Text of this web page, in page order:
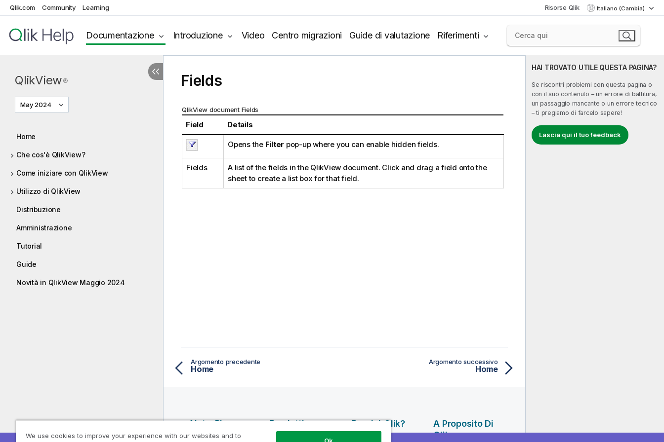
Qlik.com Community Learning Risorse Qlik Italiano (Cambia)
Documentazione Introduzione Video Centro migrazioni Guide di valutazione Riferimenti
QlikView ®
May 2024
Home
Che cos'è QlikView?
Come iniziare con QlikView
Utilizzo di QlikView
Distribuzione
Amministrazione
Tutorial
Guide
Novità in QlikView Maggio 2024
HAI TROVATO UTILE QUESTA PAGINA?
Se riscontri problemi con questa pagina o
con il suo contenuto – un errore di battitura,
un passaggio mancante o un errore tecnico
– ti pregiamo di farcelo sapere!
Lascia qui il tuo feedback
Fields
QlikView document Fields
Field Details
Opens the Filter pop-up where you can enable hidden fields.
Fields
A list of the fields in the QlikView document. Click and drag a field onto the
sheet to create a list box for that field.
Argomento precedente
Home
Argomento successivo
Home
Aiuto-Risorse Prodotti Perché Qlik?
A Proposito Di
Qlik
We use cookies to improve your experience with our websites and to